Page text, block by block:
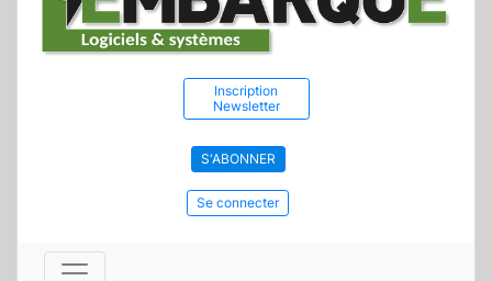
Inscription
Newsletter
S'ABONNER
Se connecter